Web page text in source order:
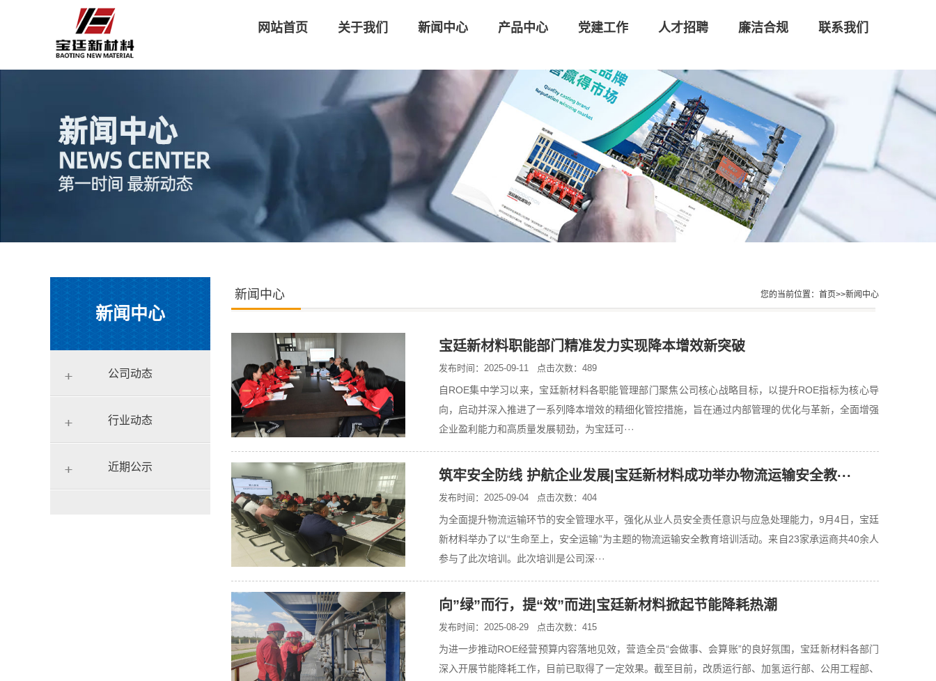
网站首页 关于我们 新闻中心 产品中心 党建工作 人才招聘 廉洁合规 联系我们
新闻中心
公司动态
行业动态
近期公示
新闻中心 您的当前位置： 首页>>新闻中心
宝廷新材料职能部门精准发力实现降本增效新突破
发布时间：2025-09-11 点击次数：489
自ROE集中学习以来，宝廷新材料各职能管理部门聚焦公司核心战略目标，以提升ROE指标为核心导
向，启动并深入推进了一系列降本增效的精细化管控措施，旨在通过内部管理的优化与革新，全面增强
企业盈利能力和高质量发展韧劲，为宝廷可···
筑牢安全防线 护航企业发展|宝廷新材料成功举办物流运输安全教···
发布时间：2025-09-04 点击次数：404
为全面提升物流运输环节的安全管理水平，强化从业人员安全责任意识与应急处理能力，9月4日，宝廷
新材料举办了以“生命至上，安全运输”为主题的物流运输安全教育培训活动。来自23家承运商共40余人
参与了此次培训。此次培训是公司深···
向”绿”而行，提“效”而进|宝廷新材料掀起节能降耗热潮
发布时间：2025-08-29 点击次数：415
为进一步推动ROE经营预算内容落地见效，营造全员“会做事、会算账”的良好氛围，宝廷新材料各部门
深入开展节能降耗工作，目前已取得了一定效果。截至目前，改质运行部、加氢运行部、公用工程部、